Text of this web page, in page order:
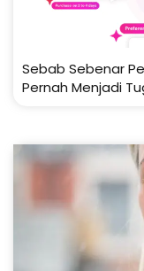
Sebab Sebenar
Pernah Menjadi